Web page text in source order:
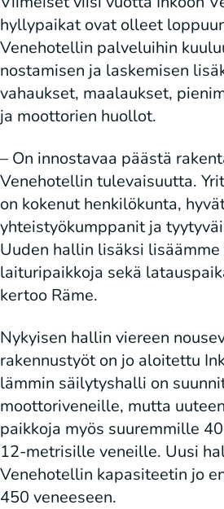
hyllypaikat ovat olleet
Venehotellin palveluihin
nostamisen ja laskemisen
vahaukset, maalaukset,
ja moottorien huollot.
– On innostavaa päästä
Venehotellin tulevaisuutta.
on kokenut henkilökunta,
yhteistyökumppanit ja
Uuden hallin lisäksi lisäämme
laituripaikkoja sekä
kertoo Räme.
Nykyisen hallin viereen
rakennustyöt on jo aloitettu
lämmin säilytyshalli on
moottoriveneille, mutta
paikkoja myös suuremmille
12-metrisille veneille. Uusi
Venehotellin kapasiteetin jo
450 veneeseen.